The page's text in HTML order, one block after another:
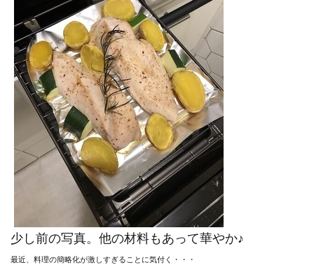
少し前の写真。他の材料もあって華やか♪
最近、料理の簡略化が激しすぎることに気付く・・・